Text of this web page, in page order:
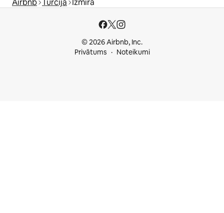
Airbnb Turcija Izmira
© 2026 Airbnb, Inc.
Privātums
Noteikumi